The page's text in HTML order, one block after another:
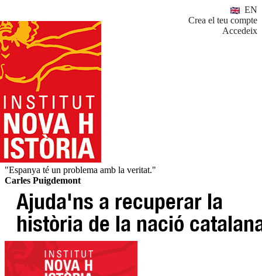
EN
Crea el teu compte
Accedeix
"Espanya té un problema amb la veritat."
Carles Puigdemont